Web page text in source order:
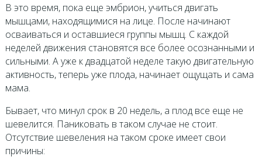
В это время, пока еще эмбрион, учиться двигать
мышцами, находящимися на лице. После начинают
осваиваться и оставшиеся группы мышц. С каждой
неделей движения становятся все более осознанными и
сильными. А уже к двадцатой неделе такую двигательную
активность, теперь уже плода, начинает ощущать и сама
мама.
Бывает, что минул срок в 20 недель, а плод все еще не
шевелится. Паниковать в таком случае не стоит.
Отсутствие шевеления на таком сроке имеет свои
причины: